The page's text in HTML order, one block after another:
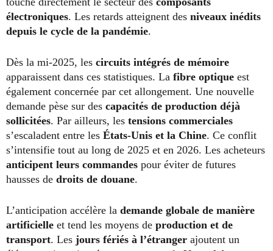
électroniques. Les retards atteignent des niveaux inédits
depuis le cycle de la pandémie.
Dès la mi-2025, les circuits intégrés de mémoire
apparaissent dans ces statistiques. La fibre optique est
également concernée par cet allongement. Une nouvelle
demande pèse sur des capacités de production déjà
sollicitées. Par ailleurs, les tensions commerciales
s’escaladent entre les États-Unis et la Chine. Ce conflit
s’intensifie tout au long de 2025 et en 2026. Les acheteurs
anticipent leurs commandes pour éviter de futures
hausses de droits de douane.
L’anticipation accélère la demande globale de manière
artificielle et tend les moyens de production et de
transport. Les jours fériés à l’étranger ajoutent un